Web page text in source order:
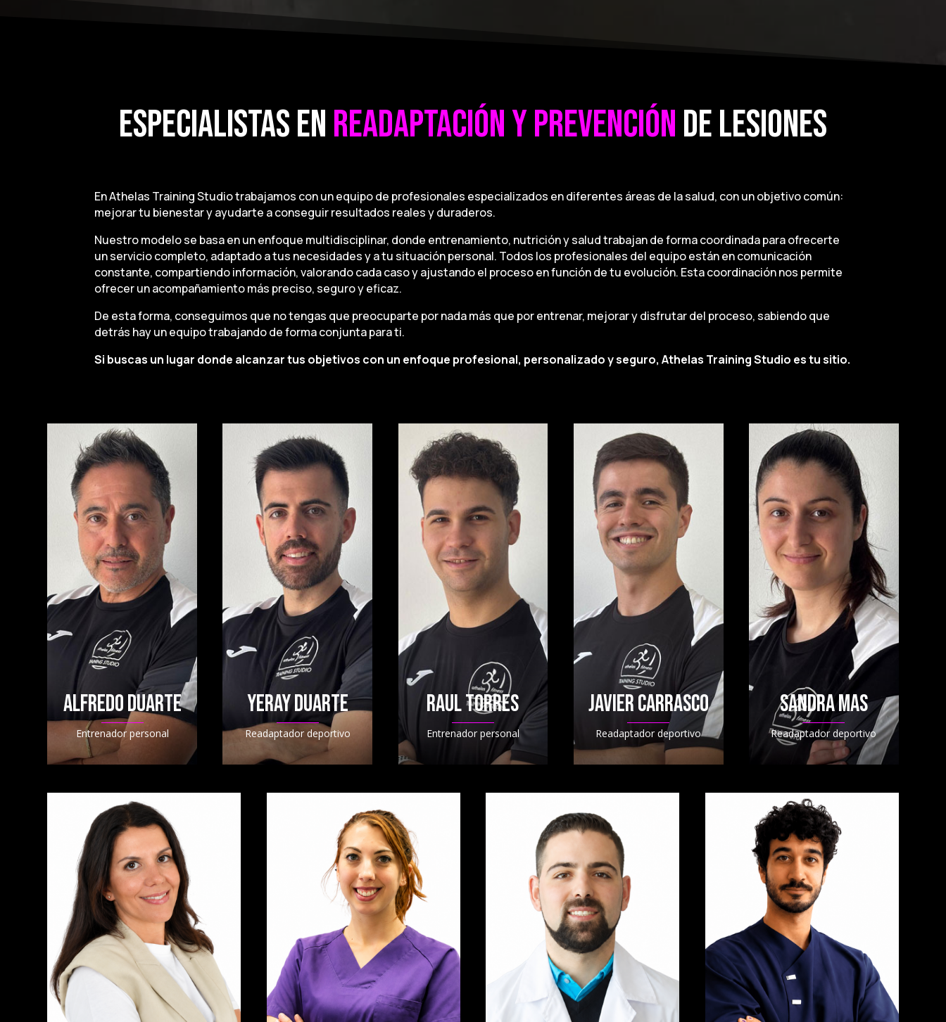
ESPECIALISTAS ENREADAPTACIÓN Y PREVENCIÓNDE LESIONES
En Athelas Training Studio trabajamos con un equipo de profesionales especializados en diferentes áreas de la salud, con un objetivo común:
mejorar tu bienestar y ayudarte a conseguir resultados reales y duraderos.
Nuestro modelo se basa en un enfoque multidisciplinar, donde entrenamiento, nutrición y salud trabajan de forma coordinada para ofrecerte
un servicio completo, adaptado a tus necesidades y a tu situación personal. Todos los profesionales del equipo están en comunicación
constante, compartiendo información, valorando cada caso y ajustando el proceso en función de tu evolución. Esta coordinación nos permite
ofrecer un acompañamiento más preciso, seguro y eficaz.
De esta forma, conseguimos que no tengas que preocuparte por nada más que por entrenar, mejorar y disfrutar del proceso, sabiendo que
detrás hay un equipo trabajando de forma conjunta para ti.
Si buscas un lugar donde alcanzar tus objetivos con un enfoque profesional, personalizado y seguro, Athelas Training Studio es tu sitio.
ALFREDO DUARTE
Entrenador personal
YERAY DUARTE
Readaptador deportivo
RAUL TORRES
Entrenador personal
JAVIER CARRASCO
Readaptador deportivo
SANDRA MAS
Readaptador deportivo